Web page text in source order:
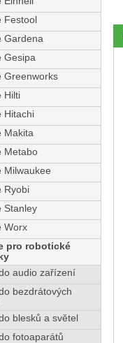
Festool
Gardena
Gesipa
Greenworks
Hilti
Hitachi
Makita
Metabo
Milwaukee
Ryobi
Stanley
Worx
pro robotické
audio zařízení
bezdrátových
blesků a světel
fotoaparátů